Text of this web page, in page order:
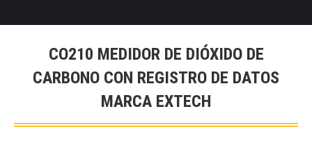
CO210 MEDIDOR DE DIÓXIDO DE
CARBONO CON REGISTRO DE DATOS
MARCA EXTECH